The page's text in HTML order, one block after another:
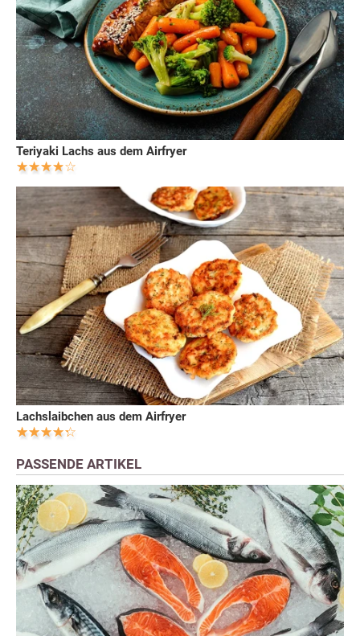
Teriyaki Lachs aus dem Airfryer
Lachslaibchen aus dem Airfryer
PASSENDE ARTIKEL